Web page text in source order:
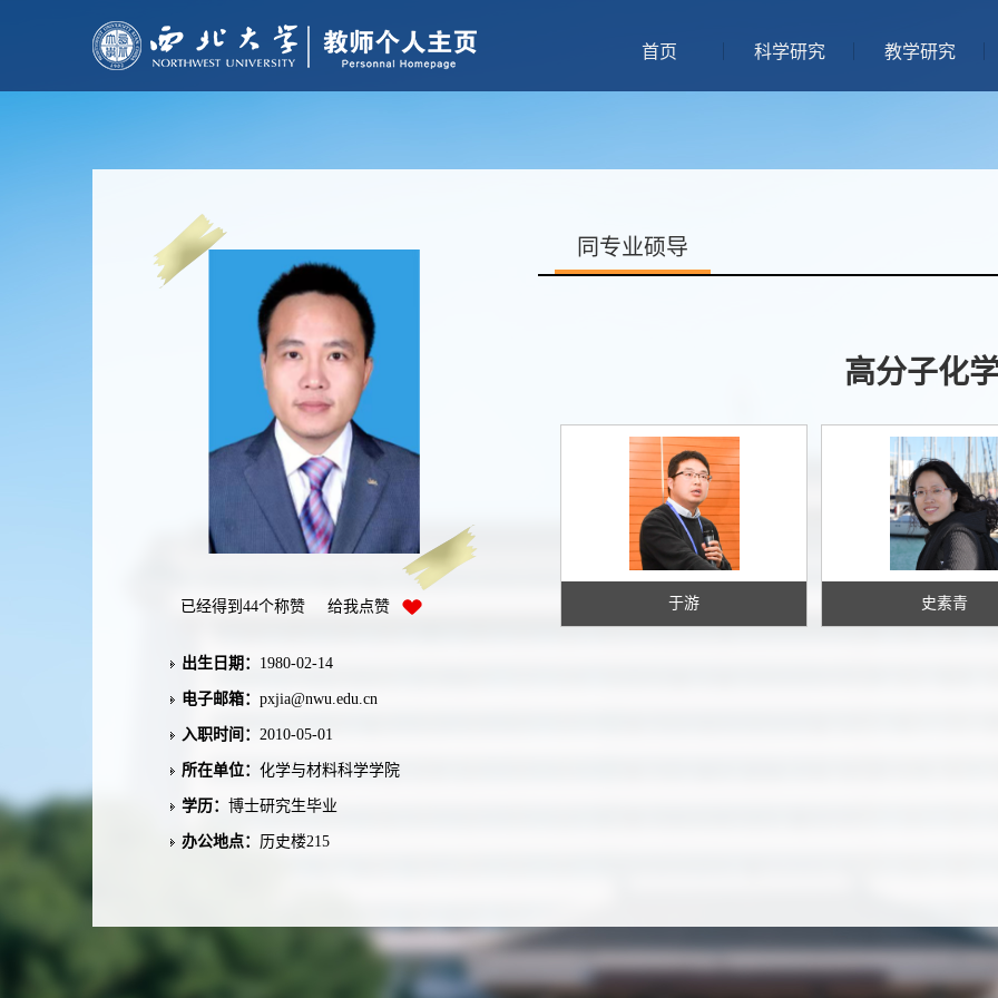
首页 科学研究 教学研究
已经得到 44个称赞 给我点赞
出生日期： 1980-02-14
电子邮箱： pxjia@nwu.edu.cn
入职时间： 2010-05-01
所在单位： 化学与材料科学学院
学历： 博士研究生毕业
办公地点： 历史楼215
同专业硕导
高分子化
于游 史素青